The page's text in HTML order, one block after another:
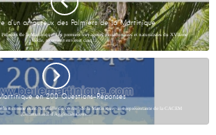
d’un amoureux des Palmiers de la Martinique
Palmiers de la Martinique. Les premiers voyageurs missionnaires et naturalistes du XVIIème
siècle, recensent environ cinq…
en 200 Questions-Réponses
comme étant “une fille du centre” de la Martinique, une représentante de la CACEM
(Communauté d'Agglomérations…